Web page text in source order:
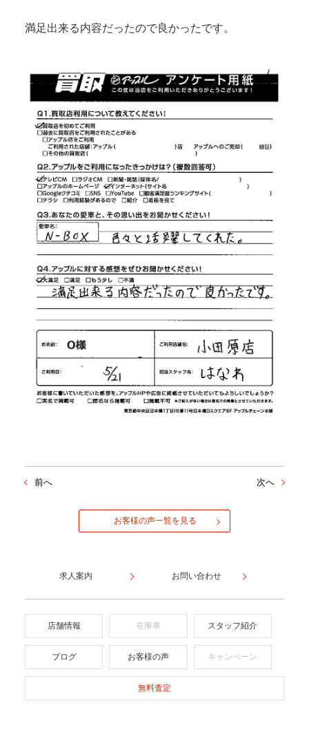
満足出来る内容だったので良かったです。
前へ 次へ
お客様の声一覧を見る
求人案内 お問い合わせ
店舗情報 在庫車 スタッフ紹介
ブログ お客様の声 キャンペーン
無料査定